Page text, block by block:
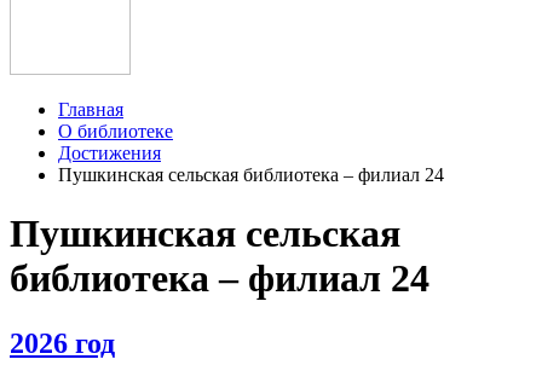
Главная
О библиотеке
Достижения
Пушкинская сельская библиотека – филиал 24
Пушкинская сельская
библиотека – филиал 24
2026 год